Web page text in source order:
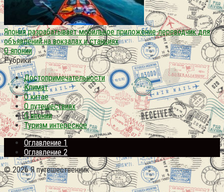
Япония разрабатывает мобильное приложение-переводчик для
объявлений на вокзалах и станциях
О японии
Рубрики
Достопримечательности
Климат
О китае
О путешествиях
О японии
Туризм интересное
Оглавление 1
Оглавление 2
© 2026 Я путешественник